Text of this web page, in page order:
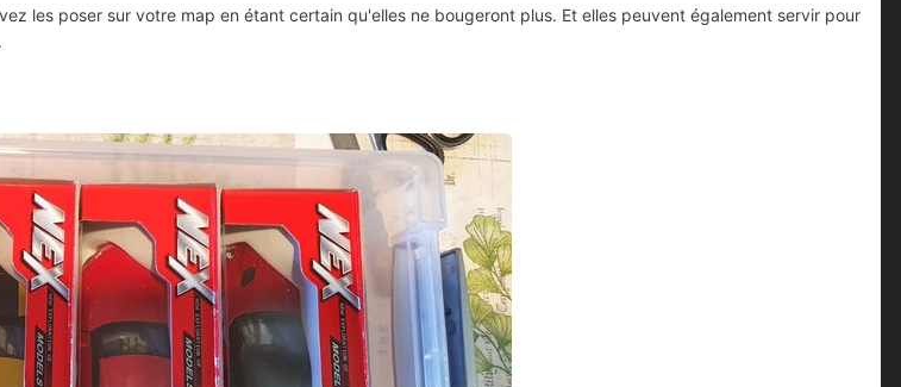
les poser sur votre map en étant certain qu'elles ne bougeront plus. Et elles peuvent également servir pour